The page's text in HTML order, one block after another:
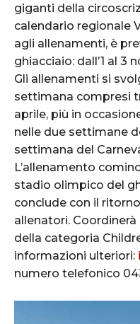
giganti della
calendario regionale
agli allenamenti, è
ghiacciaio: dall’1 al 3
Gli allenamenti si
settimana compresi
aprile, più in
nelle due settimane
settimana del
L’allenamento
stadio olimpico del
conclude con il
allenatori.
della categoria
informazioni ulteriori:
numero telefonico